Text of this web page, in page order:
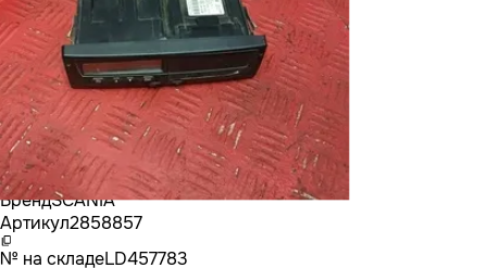
БрендSCANIA
Артикул2858857
№ на складеLD457783